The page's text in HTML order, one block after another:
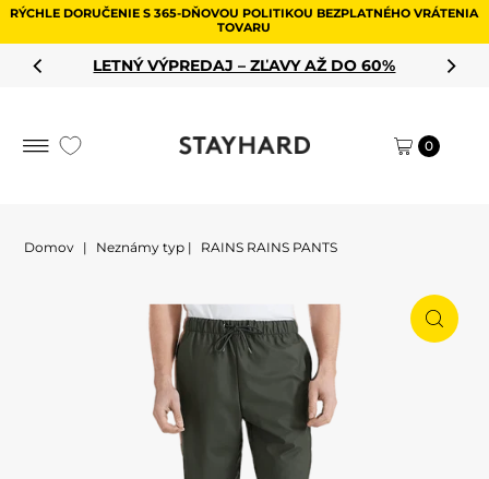
RÝCHLE DORUČENIE S 365-DŇOVOU POLITIKOU BEZPLATNÉHO VRÁTENIA
TOVARU
LETNÝ VÝPREDAJ – ZĽAVY AŽ DO 60%
0
Domov Neznámy typ RAINS RAINS PANTS